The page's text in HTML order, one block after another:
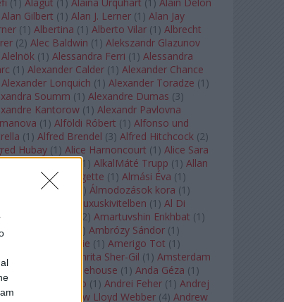
Alan Gilbert (1 ) Alan J. Lerner (1 ) Alan Jay
(1 ) Albertina (1 ) Alberto Vilar (1 ) Albrecht
(2) Alec Baldwin (1 ) Alekszandr Glazunov
Alelnök (1 ) Alessandra Ferri (1 ) Alessandra
(1 ) Alexander Calder (1 ) Alexander Chance
Alexander Lonquich (1 ) Alexander Toradze (1 )
Soumm (1 ) Alexandre Dumas (3)
Kantorow (1 ) Alexandr Pavlovna
(1 ) Alföldi Róbert (1 ) Alfonso und
(1 ) Alfred Brendel (3) Alfred Hitchcock (2)
Hubay (1 ) Alice Harnoncourt (1 ) Alice Sara
(1) Alice Springs (1 ) AlkalMáté Trupp (1 ) Allan
Allen Midgette (1 ) Almási Éva (1 )
László Ede
) Álmodozások kora (1 )
Álom luxuskivitelben (1 ) Al Di
2) Amartuvshin Enkhbat (1 )
Thomas
) Ambrózy Sándor (1 )
Kyri
Amélie (1 ) Amerigo Tot (1 )
Galéria
Amrita Sher-Gil (1 ) Amsterdam
Amy Winehouse (1 ) Anda Géza (1 )
del Verrocchio (1 ) Andrei Feher (1 ) Andrej
Andrew Lloyd Webber (4) Andrew